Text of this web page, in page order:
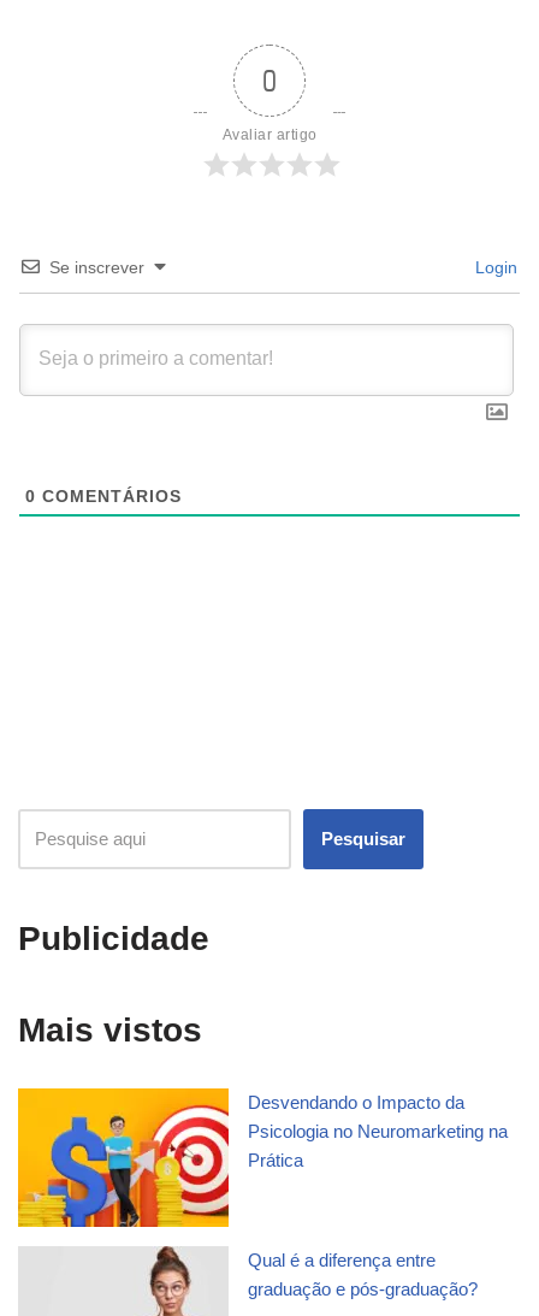
0
Avaliar artigo
Se inscrever Login
0 COMENTÁRIOS
Pesquisar
Publicidade
Mais vistos
Desvendando o Impacto da
Psicologia no Neuromarketing na
Prática
Qual é a diferença entre
graduação e pós-graduação?